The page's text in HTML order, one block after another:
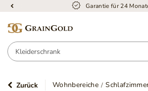
Zurück Wohnbereiche